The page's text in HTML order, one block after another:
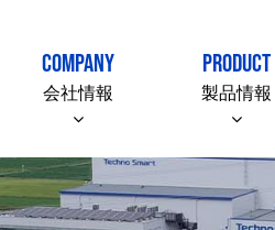
COMPANY
会社情報
PRODUCT
製品情報